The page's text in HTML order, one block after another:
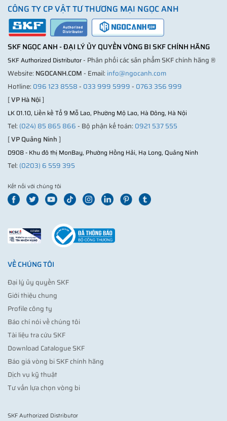
CÔNG TY CP VẬT TƯ THƯƠNG MẠI NGỌC ANH
SKF NGỌC ANH - ĐẠI LÝ ỦY QUYỀN VÒNG BI SKF CHÍNH HÃNG
SKF Authorized Distributor- Phân phối các sản phẩm SKF chính hãng ®
Website: NGOCANH.COM- Email: info@ngocanh.com
Hotline: 096 123 8558- 033 999 5999- 0763 356 999
[VP Hà Nội]
LK 01.10, Liền kề Tổ 9 Mỗ Lao, Phường Mộ Lao, Hà Đông, Hà Nội
Tel: (024) 85 865 866- Bộ phận kế toán: 0921 537 555
[VP Quảng Ninh]
D908 - Khu đô thị MonBay, Phường Hồng Hải, Hạ Long, Quảng Ninh
Tel: (0203) 6 559 395
Kết nối với chúng tôi
VỀ CHÚNG TÔI
Đại lý ủy quyền SKF
Giới thiệu chung
Profile công ty
Báo chí nói về chúng tôi
Tài liệu tra cứu SKF
Download Catalogue SKF
Báo giá vòng bi SKF chính hãng
Dịch vụ kỹ thuật
Tư vấn lựa chọn vòng bi
SKF Authorized Distributor